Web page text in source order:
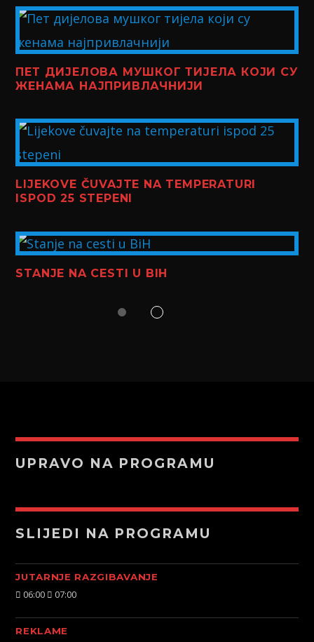
ПЕТ ДИЈЕЛОВА МУШКОГ ТИЈЕЛА КОЈИ СУ
ЖЕНАМА НАЈПРИВЛАЧНИЈИ
LIJEKOVE ČUVAJTE NA TEMPERATURI
ISPOD 25 STEPENI
STANJE NA CESTI U BIH
UPRAVO NA PROGRAMU
SLIJEDI NA PROGRAMU
JUTARNJE RAZGIBAVANJE
06:00 07:00
REKLAME